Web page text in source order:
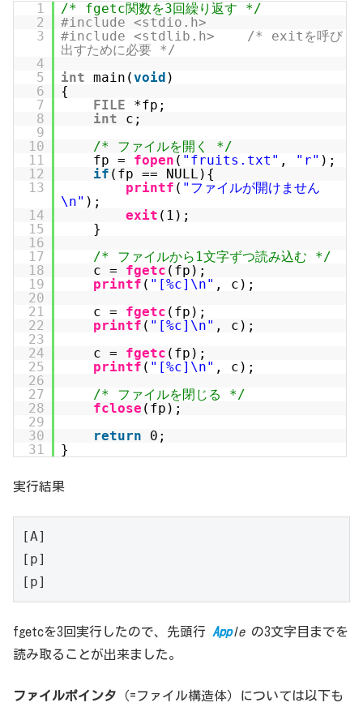
1
/* fgetc関数を3回繰り返す */
2
#include <stdio.h>
3
#include <stdlib.h> /* exitを呼び
出すために必要 */
4
5
int main(void )
6
{
7
FILE
*fp;
8
int
c;
9
10
/* ファイルを開く */
11
fp = fopen ( "fruits.txt" , "r" );
12
if (fp == NULL){
13
printf ( "ファイルが開けません
\n" );
14
exit (1);
15
}
16
17
/* ファイルから1文字ずつ読み込む */
18
c = fgetc (fp);
19
printf ( "[%c]\n" , c);
20
21
c = fgetc (fp);
22
printf ( "[%c]\n" , c);
23
24
c = fgetc (fp);
25
printf ( "[%c]\n" , c);
26
27
/* ファイルを閉じる */
28
fclose (fp);
29
30
return
0;
31
}
実行結果
[A]
[p]
[p]
fgetcを3回実行したので、先頭行 Appleの3文字目までを
読み取ることが出来ました。
ファイルポインタ （=ファイル構造体）については以下も